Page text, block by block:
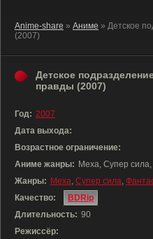
Anime-share » Аниме » Детское подразделение: Рассвет правды
(2007)
Детское
правды (2007)
Год: 2007
Дата выхода:
Возрастное ограничение:
Аниме жанры: Меха, Супер
Жанры: Меха, Супер сила,
Качество:
BDRip
Длительность: 90
Режиссёр: